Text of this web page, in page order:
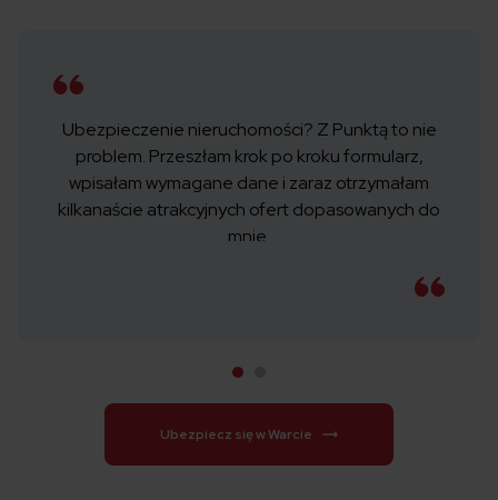
Ubezpieczenie nieruchomości? Z Punktą to nie
problem. Przeszłam krok po kroku formularz,
wpisałam wymagane dane i zaraz otrzymałam
kilkanaście atrakcyjnych ofert dopasowanych do
mnie.
Ubezpiecz się w Warcie